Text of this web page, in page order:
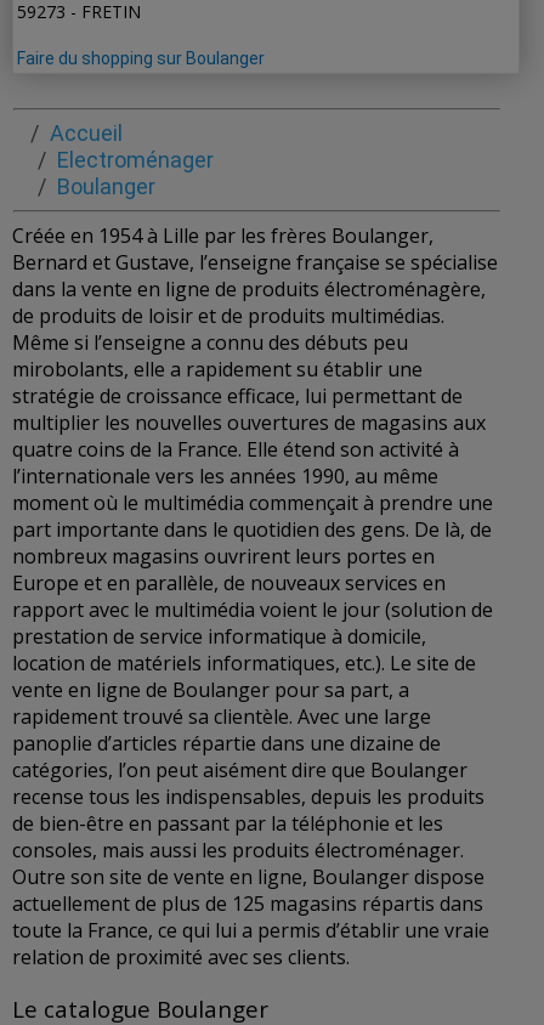
59273 - FRETIN
Faire du shopping sur Boulanger
Accueil
Electroménager
Boulanger
Créée en 1954 à Lille par les frères Boulanger,
Bernard et Gustave, l’enseigne française se spécialise
dans la vente en ligne de produits électroménagère,
de produits de loisir et de produits multimédias.
Même si l’enseigne a connu des débuts peu
mirobolants, elle a rapidement su établir une
stratégie de croissance efficace, lui permettant de
multiplier les nouvelles ouvertures de magasins aux
quatre coins de la France. Elle étend son activité à
l’internationale vers les années 1990, au même
moment où le multimédia commençait à prendre une
part importante dans le quotidien des gens. De là, de
nombreux magasins ouvrirent leurs portes en
Europe et en parallèle, de nouveaux services en
rapport avec le multimédia voient le jour (solution de
prestation de service informatique à domicile,
location de matériels informatiques, etc.). Le site de
vente en ligne de Boulanger pour sa part, a
rapidement trouvé sa clientèle. Avec une large
panoplie d’articles répartie dans une dizaine de
catégories, l’on peut aisément dire que Boulanger
recense tous les indispensables, depuis les produits
de bien-être en passant par la téléphonie et les
consoles, mais aussi les produits électroménager.
Outre son site de vente en ligne, Boulanger dispose
actuellement de plus de 125 magasins répartis dans
toute la France, ce qui lui a permis d’établir une vraie
relation de proximité avec ses clients.
Le catalogue Boulanger